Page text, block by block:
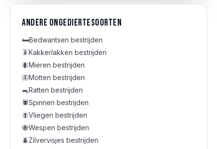
Andere ongediertesoorten
🛏️Bedwantsen bestrijden
🪳Kakkerlakken bestrijden
🐜Mieren bestrijden
🦋Motten bestrijden
🐀Ratten bestrijden
🕷️Spinnen bestrijden
🪰Vliegen bestrijden
🐝Wespen bestrijden
🪲Zilvervisjes bestrijden